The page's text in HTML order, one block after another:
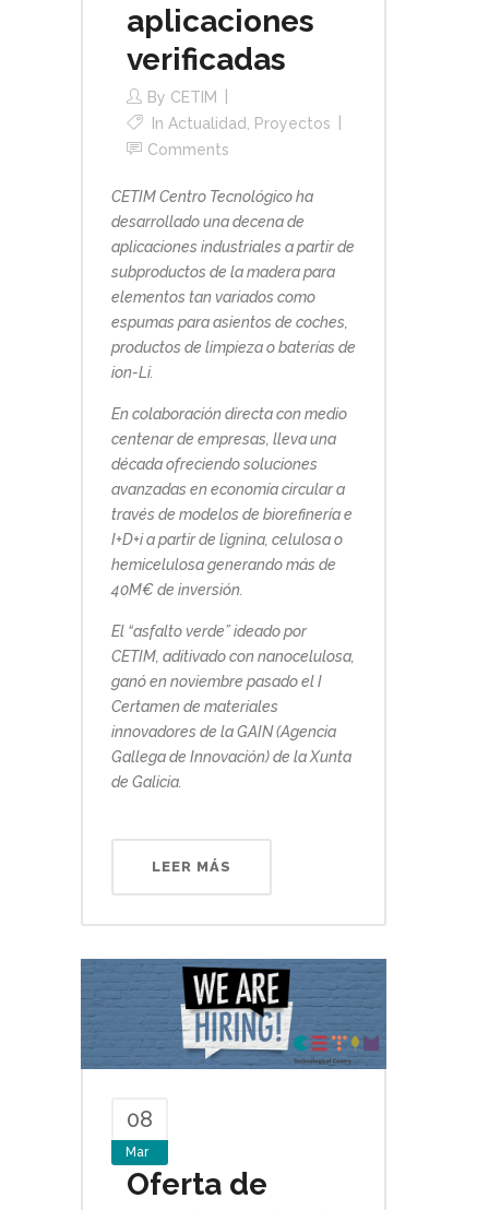
aplicaciones
verificadas
By CETIM
In Actualidad, Proyectos
Comments
CETIM Centro Tecnológico ha
desarrollado una decena de
aplicaciones industriales a partir de
subproductos de la madera para
elementos tan variados como
espumas para asientos de coches,
productos de limpieza o baterías de
ion-Li.
En colaboración directa con medio
centenar de empresas, lleva una
década ofreciendo soluciones
avanzadas en economía circular a
través de modelos de biorefinería e
I+D+i a partir de lignina, celulosa o
hemicelulosa generando más de
40M€ de inversión.
El “asfalto verde” ideado por
CETIM, aditivado con nanocelulosa,
ganó en noviembre pasado el I
Certamen de materiales
innovadores de la GAIN (Agencia
Gallega de Innovación) de la Xunta
de Galicia.
LEER MÁS
08
Mar
Oferta de